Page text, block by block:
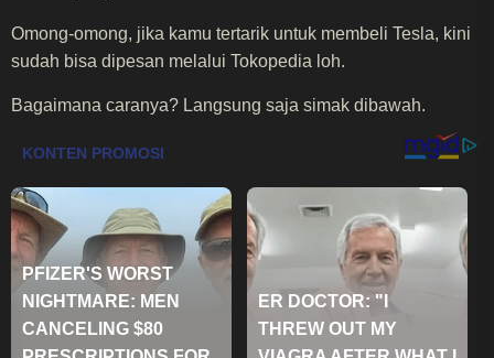
Omong-omong, jika kamu tertarik untuk membeli Tesla, kini
sudah bisa dipesan melalui Tokopedia loh.
Bagaimana caranya? Langsung saja simak dibawah.